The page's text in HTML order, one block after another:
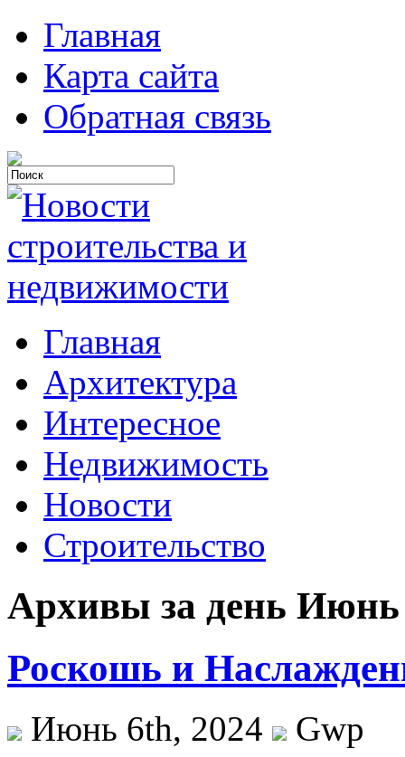
Главная
Карта сайта
Обратная связь
Главная
Архитектура
Интересное
Недвижимость
Новости
Строительство
Архивы за день Июнь
Роскошь и
Июнь 6th, 2024
Gwp